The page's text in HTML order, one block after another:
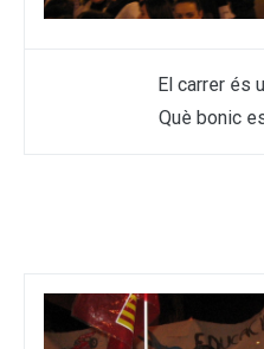
El carrer és
Què bonic